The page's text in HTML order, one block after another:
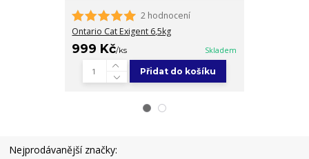
2 hodnocení
Ontario Cat Exigent 6,5kg
999 Kč/ks Skladem
Přidat do košíku
Nejprodávanější značky: